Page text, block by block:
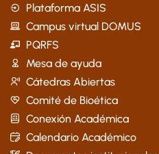
Plataforma ASIS
Campus virtual DOMUS
PQRFS
Mesa de ayuda
Cátedras Abiertas
Comité de Bioética
Conexión Académica
Calendario Académico